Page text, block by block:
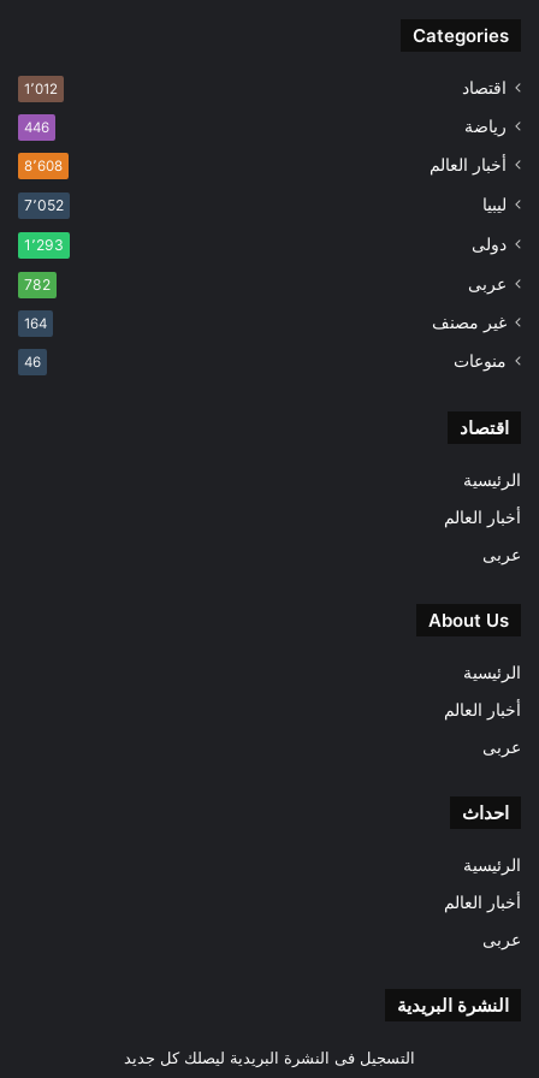
Categories
اقتصاد 1٬012
رياضة 446
أخبار العالم 8٬608
ليبيا 7٬052
دولى 1٬293
عربى 782
غير مصنف 164
منوعات 46
اقتصاد
الرئيسية
أخبار العالم
عربى
About Us
الرئيسية
أخبار العالم
عربى
احداث
الرئيسية
أخبار العالم
عربى
النشرة البريدية
التسجيل فى النشرة البريدية ليصلك كل جديد